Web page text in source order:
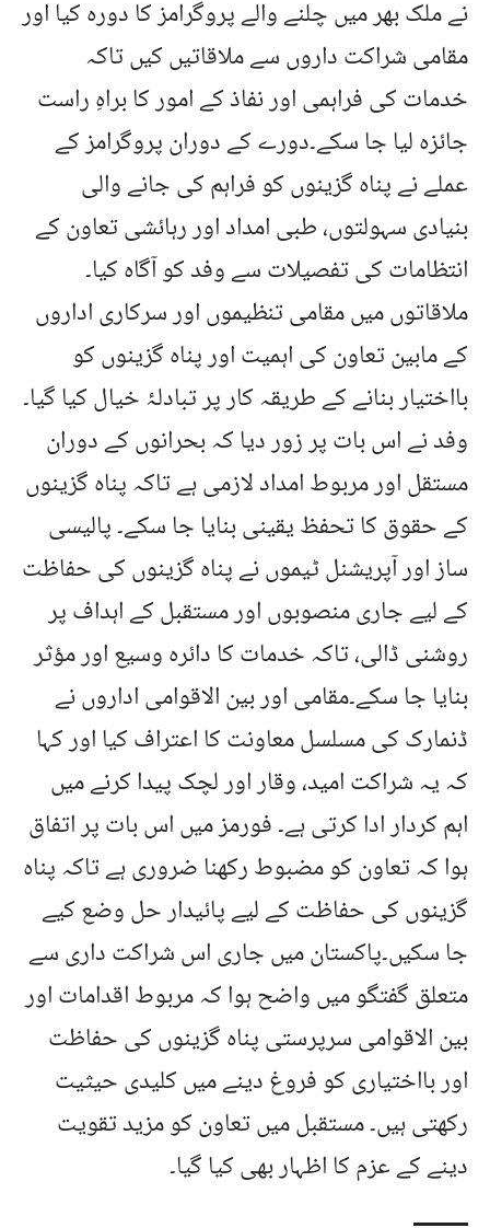
نے ملک بھر میں چلنے والے پروگرامز کا دورہ کیا اور
مقامی شراکت داروں سے ملاقاتیں کیں تاکہ
خدمات کی فراہمی اور نفاذ کے امور کا براہِ راست
جائزہ لیا جا سکے۔دورے کے دوران پروگرامز کے
عملے نے پناہ گزینوں کو فراہم کی جانے والی
بنیادی سہولتوں، طبی امداد اور رہائشی تعاون کے
انتظامات کی تفصیلات سے وفد کو آگاہ کیا۔
ملاقاتوں میں مقامی تنظیموں اور سرکاری اداروں
کے مابین تعاون کی اہمیت اور پناہ گزینوں کو
بااختیار بنانے کے طریقہ کار پر تبادلۂ خیال کیا گیا۔
وفد نے اس بات پر زور دیا کہ بحرانوں کے دوران
مستقل اور مربوط امداد لازمی ہے تاکہ پناہ گزینوں
کے حقوق کا تحفظ یقینی بنایا جا سکے۔ پالیسی
ساز اور آپریشنل ٹیموں نے پناہ گزینوں کی حفاظت
کے لیے جاری منصوبوں اور مستقبل کے اہداف پر
روشنی ڈالی، تاکہ خدمات کا دائرہ وسیع اور مؤثر
بنایا جا سکے۔مقامی اور بین الاقوامی اداروں نے
ڈنمارک کی مسلسل معاونت کا اعتراف کیا اور کہا
کہ یہ شراکت امید، وقار اور لچک پیدا کرنے میں
اہم کردار ادا کرتی ہے۔ فورمز میں اس بات پر اتفاق
ہوا کہ تعاون کو مضبوط رکھنا ضروری ہے تاکہ پناہ
گزینوں کی حفاظت کے لیے پائیدار حل وضع کیے
جا سکیں۔پاکستان میں جاری اس شراکت داری سے
متعلق گفتگو میں واضح ہوا کہ مربوط اقدامات اور
بین الاقوامی سرپرستی پناہ گزینوں کی حفاظت
اور بااختیاری کو فروغ دینے میں کلیدی حیثیت
رکھتی ہیں۔ مستقبل میں تعاون کو مزید تقویت
دینے کے عزم کا اظہار بھی کیا گیا۔